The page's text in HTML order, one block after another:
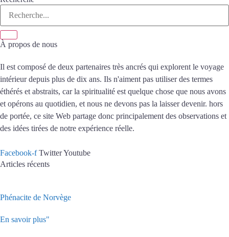
À propos de nous
Il est composé de deux partenaires très ancrés qui explorent le voyage
intérieur depuis plus de dix ans. Ils n'aiment pas utiliser des termes
éthérés et abstraits, car la spiritualité est quelque chose que nous avons
et opérons au quotidien, et nous ne devons pas la laisser devenir. hors
de portée, ce site Web partage donc principalement des observations et
des idées tirées de notre expérience réelle.
Facebook-f TwitterYoutube
Articles récents
Phénacite de Norvège
En savoir plus"